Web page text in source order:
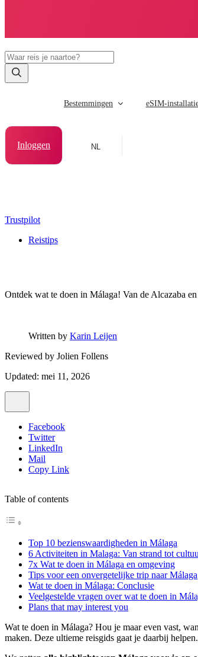
Bestemmingen eSIM-
Inloggen NL
Trustpilot
Reistips
Ontdek wat te doen in Málaga! Van de Alcazaba
Written by Karin Leijen
Reviewed by Jolien Follens
Updated: mei 11, 2026
Facebook
Twitter
LinkedIn
Mail
Copy Link
Table of contents
Top 10 bezienswaardigheden in Málaga
6 Activiteiten in Malaga: Van strand tot
7x Wat te doen in Málaga en omgeving
Tips voor een onvergetelijke trip naar Málaga
Wat te doen in Málaga: Conclusie
Veelgestelde vragen over wat te doen in
Plans that may interest you
Wat te doen in Málaga? Hou je maar even vast,
maken. Deze ultieme reisgids gaat je daarbij helpen.